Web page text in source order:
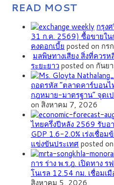
READ MOST
กรุง
31 ก.ค. 2569) ซื้อขายใ
คงดอกเบี้ย posted on ก
มลพิษทางเสียง สิ่งที่ควรห
ระยะยาวposted on กันย
ถอดรหัส “ตลาดคาร์บอนไ
กฎหมาย-มาตรฐาน” จุดเ
on สิงหาคม 7, 2026
ไทยครึ่งปีหลัง 2569 รับ
GDP 1.6-2.0% เร่งเชื่อ
แข่งขันประเทศposted
การ ร่าง พ.ร.ฎ. เปิดทาง
โนเรล 12.54 กม. เชื่อมเ